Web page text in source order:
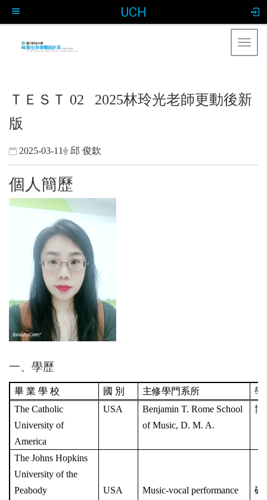
UCH
ＴＥＳＴ 02 2025林玲光老師更動後新
版
2025-03-11 邱 俊欽
個人簡歷
一、學歷
畢 業 學 校 國 別 主修學門系所
學
The Catholic
University of
America
USA
Benjamin T. Rome School
of Music, D. M. A.
博
The Johns Hopkins
University of the
Peabody
USA Music-vocal performance 碩